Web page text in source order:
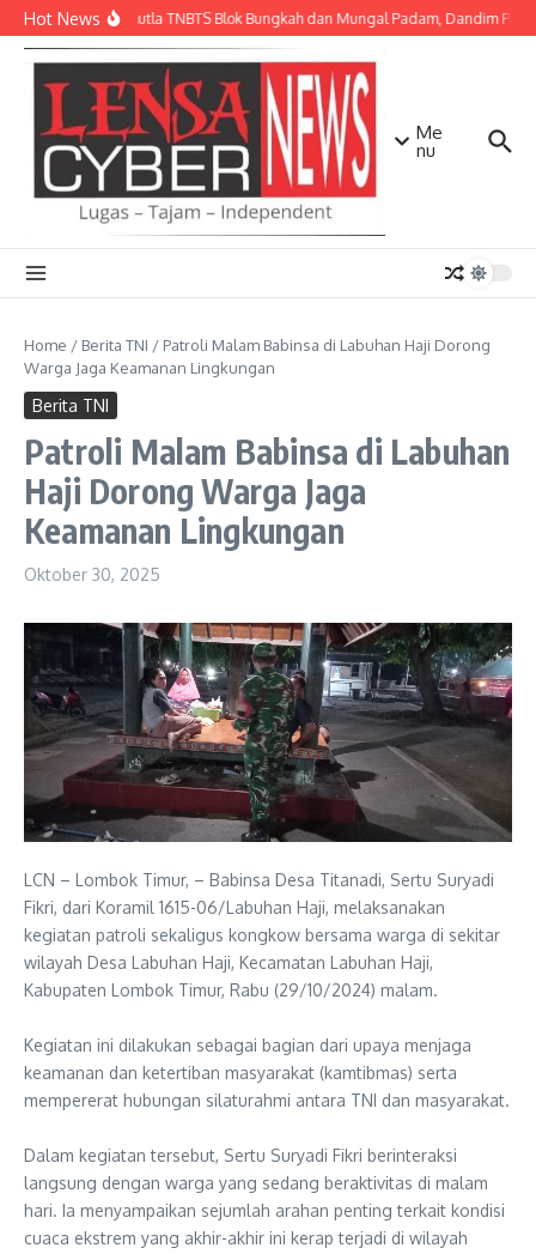
Lewati ke konten
Hot NewsApi Karhutla TNBTS Blok Bungkah dan Mungal Padam, Dandim
Me
nu
Home / Berita TNI / Patroli Malam Babinsa di Labuhan Haji Dorong
Warga Jaga Keamanan Lingkungan ‎
Berita TNI
Patroli Malam Babinsa di Labuhan
Haji Dorong Warga Jaga
Keamanan Lingkungan ‎
Oktober 30, 2025
LCN – Lombok Timur, – Babinsa Desa Titanadi, Sertu Suryadi
Fikri, dari Koramil 1615-06/Labuhan Haji, melaksanakan
kegiatan patroli sekaligus kongkow bersama warga di sekitar
wilayah Desa Labuhan Haji, Kecamatan Labuhan Haji,
Kabupaten Lombok Timur, Rabu (29/10/2024) malam.
‎Kegiatan ini dilakukan sebagai bagian dari upaya menjaga
keamanan dan ketertiban masyarakat (kamtibmas) serta
mempererat hubungan silaturahmi antara TNI dan masyarakat.
‎Dalam kegiatan tersebut, Sertu Suryadi Fikri berinteraksi
langsung dengan warga yang sedang beraktivitas di malam
hari. Ia menyampaikan sejumlah arahan penting terkait kondisi
cuaca ekstrem yang akhir-akhir ini kerap terjadi di wilayah